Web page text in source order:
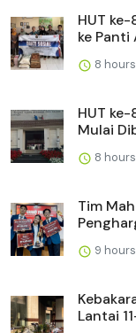
HUT ke-
ke Panti
8
HUT ke-
Mulai
8
Tim
9
Lantai